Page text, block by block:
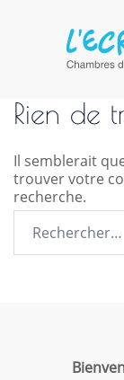
Rien de
Il semblerait
trouver votre
recherche.